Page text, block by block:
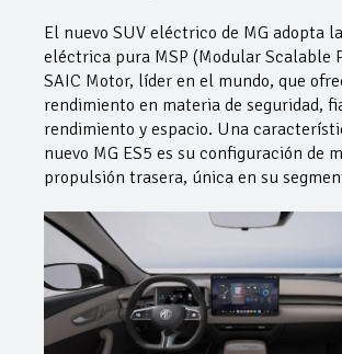
El nuevo SUV eléctrico de MG adopta
eléctrica pura MSP (Modular Scalable
SAIC Motor, líder en el mundo, que
rendimiento en materia de seguridad,
rendimiento y espacio. Una
nuevo MG ES5 es su configuración de
propulsión trasera, única en su